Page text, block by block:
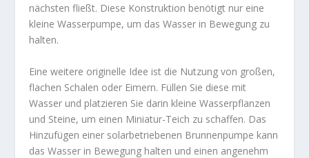
nächsten fließt. Diese Konstruktion benötigt nur eine
kleine Wasserpumpe, um das Wasser in Bewegung zu
halten.
Eine weitere originelle Idee ist die Nutzung von großen,
flachen Schalen oder Eimern. Füllen Sie diese mit
Wasser und platzieren Sie darin kleine Wasserpflanzen
und Steine, um einen Miniatur-Teich zu schaffen. Das
Hinzufügen einer solarbetriebenen Brunnenpumpe kann
das Wasser in Bewegung halten und einen angenehm